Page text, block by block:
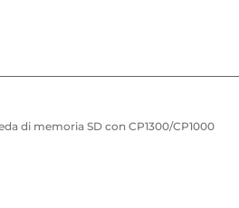
di memoria SD con CP1300/CP1000